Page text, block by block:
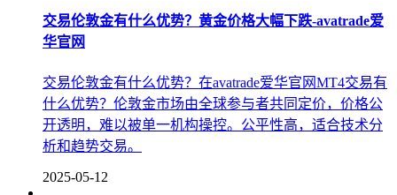
交易伦敦金有什么优势？黄金价格大幅下跌-avatrade爱
华官网
交易伦敦金有什么优势？在avatrade爱华官网MT4交易有
什么优势？伦敦金市场由全球参与者共同定价，价格公
开透明，难以被单一机构操控。公平性高，适合技术分
析和趋势交易。
2025-05-12